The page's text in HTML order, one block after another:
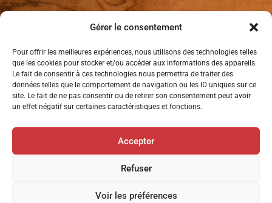
Gérer le consentement
Pour offrir les meilleures expériences, nous utilisons des technologies telles
que les cookies pour stocker et/ou accéder aux informations des appareils.
Le fait de consentir à ces technologies nous permettra de traiter des
données telles que le comportement de navigation ou les ID uniques sur ce
site. Le fait de ne pas consentir ou de retirer son consentement peut avoir
un effet négatif sur certaines caractéristiques et fonctions.
Accepter
Refuser
Voir les préférences
Shawinigan (Québec) G9T 2K2
Lundi et mardi : fermé
Mercredi à dimanche : 10 h à 16 h
Politique de confidentialité
Tourisme Mauricie